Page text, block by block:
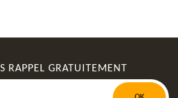
RAPPEL GRATUITEMENT